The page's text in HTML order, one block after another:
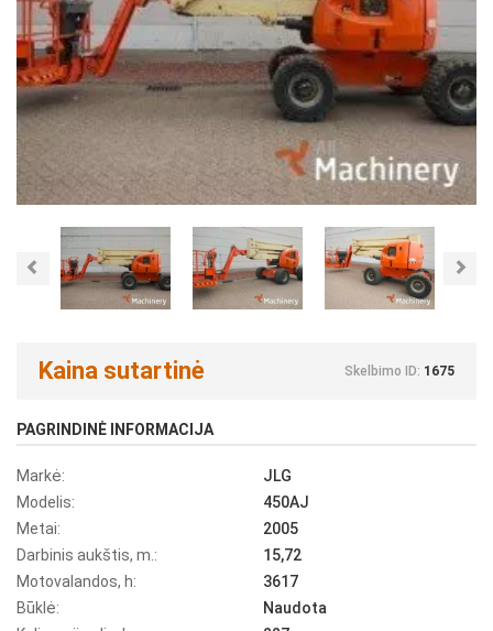
Previous
Kaina sutartinė Skelbimo ID: 1675
PAGRINDINĖ INFORMACIJA
Markė:
JLG
Modelis:
450AJ
Metai:
2005
Darbinis aukštis, m.:
15,72
Motovalandos, h:
3617
Būklė:
Naudota